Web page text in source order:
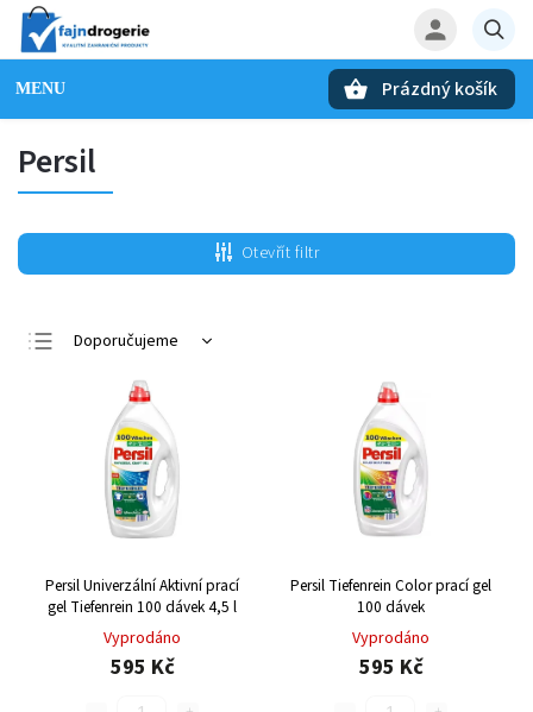
Prázdný košík
Persil
Otevřít filtr
Doporučujeme
Nejlevnější
Nejdražší
Nejprodávanější
Abecedně
Persil Univerzální Aktivní prací
gel Tiefenrein 100 dávek 4,5 l
Vyprodáno
595 Kč
Persil Tiefenrein Color prací gel
100 dávek
Vyprodáno
595 Kč